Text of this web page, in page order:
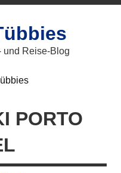
und Reise-Blog
PORTO